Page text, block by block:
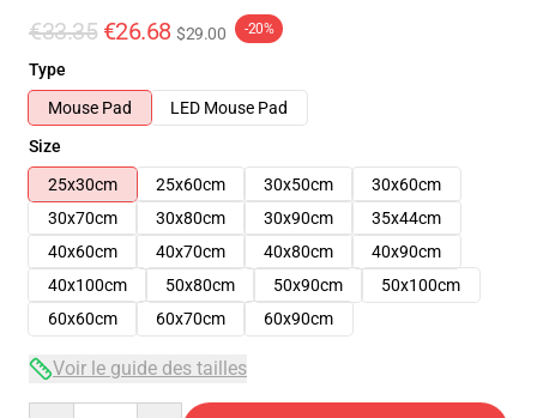
€33.35 €26.68 $29.00 -20%
Type
Mouse Pad
LED Mouse Pad
Size
25x30cm
25x60cm 30x50cm
30x60cm
30x70cm
30x80cm 30x90cm
35x44cm
40x60cm
40x70cm 40x80cm
40x90cm
40x100cm
50x80cm 50x90cm
50x100cm
60x60cm
60x70cm 60x90cm
Voir le guide des tailles